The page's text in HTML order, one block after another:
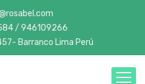
/ 946109266
Barranco Lima Perú